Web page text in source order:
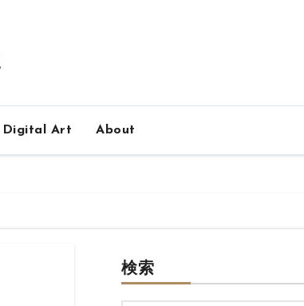
Digital Art About
検索